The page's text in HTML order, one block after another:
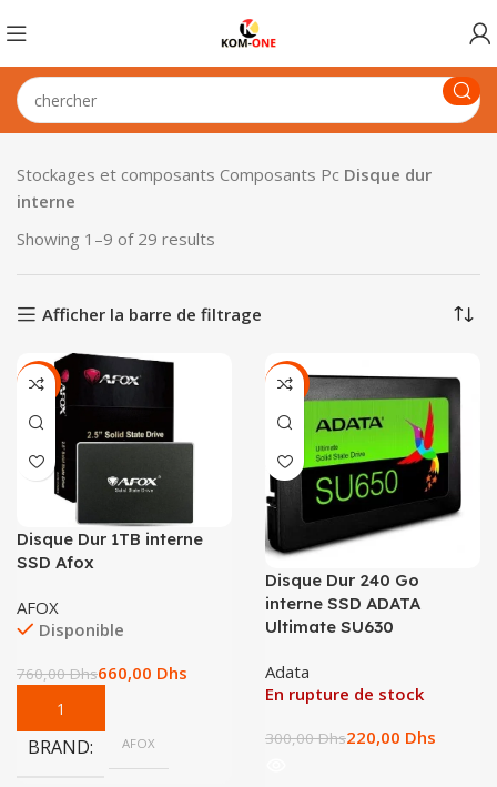
Stockages et composants Composants Pc Disque dur
interne
Showing 1–9 of 29 results
Afficher la barre de filtrage
-13%
Disque Dur 1TB interne
SSD Afox
AFOX
Disponible
760,00Dhs660,00 Dhs
BRAND AFOX
-27%
Disque Dur 240 Go
interne SSD ADATA
Ultimate SU630
Adata
En rupture de stock
300,00Dhs220,00 Dhs